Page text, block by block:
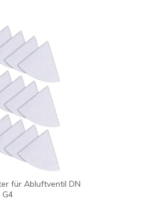
für Abluftventil DN